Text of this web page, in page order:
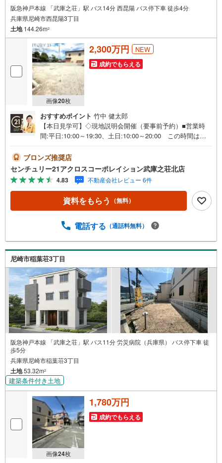
伊丹市立池尻小学校・・・徒歩1分
伊丹市立松崎中学校・・・徒歩約29分
いけじり幼稚園・・・約53m
クレヨン保育園・・・約295m
関西スーパー桜台店・・・約841m
万代仁川店・・・約918m
十六名公園・・・約365m
役所西分室・・・約790m
祐生病院・・・約1390m
阪急神戸本線 「武庫之荘」駅 バス14分 西昆陽 バス停下車 徒歩4分
兵庫県尼崎市西昆陽3丁目
土地144.26m2
画像20枚
2,300万円 NEW
成約でもらえる
おすすめポイント 竹中 健太郎
【本日見学可】◇現地説明会開催（要事前予約）■営業時
間:平日:10:00～19:30、土日:10:00～20:00 この時間はお
小学校通学エリア 土地売り全5区画のご紹介です。建築条
件がございませんのでご指定のハウスメーカー、工務店で
建築が可能です。＝＝センチュリー21アクロスグループの3
つの特徴＝＝＝■センチュリー21グループで28年連続No.1
（1997年～2024年兵庫地区仲介実績） 尼崎・伊丹・西
宮・宝塚にて8店舗展開中。阪神間での購入や売却は当店に
すべて駅前にございますが、お車でのお越しも大歓迎で
ございます。 地域密着の当店では2000万円台の新築戸建
や、1000万円台の中古マンションを始め多数物件を取り扱
っています。Yahoo！不動産に掲載しきれない物件もご紹
介できます。お気軽にお問合せください。弊社ホームペー
ジへ
ブロンズ推奨店
センチュリー21アクロスコーポレイション武庫之荘北店
4.83 不動産会社レビュー 6件
資料をもらう （無料）
電話する （通話料無料）
尼崎市稲葉荘3丁目
阪急神戸本線 「武庫之荘」駅 バス11分 労災病院（兵庫県） バス停下車 徒
歩5分
兵庫県尼崎市稲葉荘3丁目
土地53.32m2
建築条件付き土地
画像24枚
1,780万円
成約でもらえる